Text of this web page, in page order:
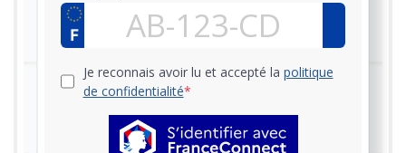
Je reconnais avoir lu et accepté la politique
de confidentialité*